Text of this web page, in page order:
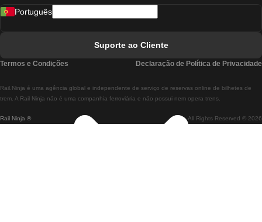
Comboios De Lisboa A Braga
Comboios De Braga A Lisboa
Rail Ninja ® All Rights Reserved © 2026
Rail.Ninja é uma agência global e independente de serviço de reservas online de bilhetes de
trem. A Rail Ninja não é uma companhia ferroviária e não possui nem opera trens.
Português
Suporte ao Cliente
Termos e Condições Declaração de Política de Privacidade